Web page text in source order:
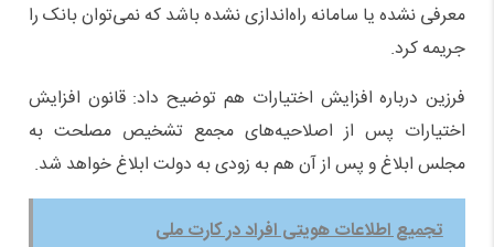
معرفی نشده یا سامانه راه‌اندازی نشده باشد که نمی‌توان بانک را
جریمه کرد.
فرزین درباره افزایش اختیارات هم توضیح داد: قانون افزایش
اختیارات پس از اصلاحیه‌های مجمع تشخیص مصلحت به
مجلس ابلاغ و پس از آن هم به زودی به دولت ابلاغ خواهد شد.
تجمیع اطلاعات هویتی افراد در کارت ملی